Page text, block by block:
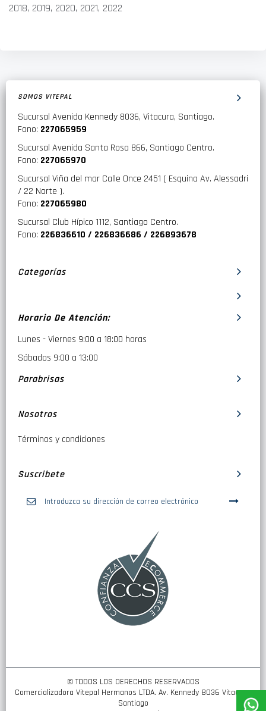
2018, 2019, 2020, 2021, 2022
SOMOS VITEPAL
Sucursal Avenida Kennedy 8036, Vitacura, Santiago.
Fono: 227065959
Sucursal Avenida Santa Rosa 866, Santiago Centro.
Fono: 227065970
Sucursal Viña del mar Calle Once 2451 ( Esquina Av. Alessadri
/ 22 Norte ).
Fono: 227065980
Sucursal Club Hípico 1112, Santiago Centro.
Fono: 226836610 / 226836686 / 226893678
Categorías
Horario De Atención:
Lunes - Viernes 9:00 a 18:00 horas
Sábados 9:00 a 13:00
Parabrisas
Nosotros
Términos y condiciones
Suscribete
© TODOS LOS DERECHOS RESERVADOS
Comercializadora Vitepal Hermanos LTDA. Av. Kennedy 8036 Vitacura,
Santiago